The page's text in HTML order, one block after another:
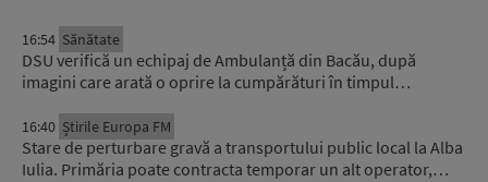
16:54 Sănătate
DSU verifică un echipaj de Ambulanță din Bacău, după
imagini care arată o oprire la cumpărături în timpul…
16:40 Știrile Europa FM
Stare de perturbare gravă a transportului public local la Alba
Iulia. Primăria poate contracta temporar un alt operator,…